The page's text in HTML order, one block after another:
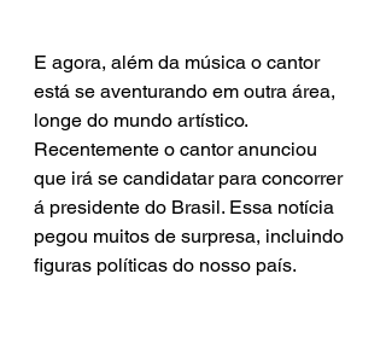
E agora, além da música o cantor
está se aventurando em outra área,
longe do mundo artístico.
Recentemente o cantor anunciou
que irá se candidatar para concorrer
á presidente do Brasil. Essa notícia
pegou muitos de surpresa, incluindo
figuras políticas do nosso país.